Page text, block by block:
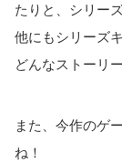
たりと、シリー
他にもシリーズ
どんなストーリ
また、今作のゲ
ね！